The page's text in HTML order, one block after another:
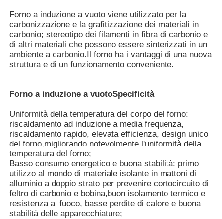
Casa
Prodotti
Mostra VR
Forno a induzione a vuoto viene utilizzato per la
carbonizzazione e la grafitizzazione dei materiali in
carbonio; stereotipo dei filamenti in fibra di carbonio e
di altri materiali che possono essere sinterizzati in un
ambiente a carbonio.Il forno ha i vantaggi di una nuova
struttura e di un funzionamento conveniente.
Forno a induzione a vuotoSpecificità
Uniformità della temperatura del corpo del forno:
riscaldamento ad induzione a media frequenza,
riscaldamento rapido, elevata efficienza, design unico
del forno,migliorando notevolmente l'uniformità della
temperatura del forno;
Basso consumo energetico e buona stabilità: primo
utilizzo al mondo di materiale isolante in mattoni di
alluminio a doppio strato per prevenire cortocircuito di
feltro di carbonio e bobina,buon isolamento termico e
resistenza al fuoco, basse perdite di calore e buona
stabilità delle apparecchiature;